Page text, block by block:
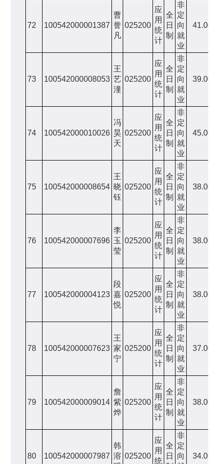
72 100542000001387
曹
誉
凡
025200
应
用
统
计
全
日
制
非
定
向
就
业
41.00
73 100542000008053
王
艺
潼
025200
应
用
统
计
全
日
制
非
定
向
就
业
39.00
74 100542000010026
冯
昊
天
025200
应
用
统
计
全
日
制
非
定
向
就
业
45.00
75 100542000008654
王
晓
钰
025200
应
用
统
计
全
日
制
非
定
向
就
业
38.00
76 100542000007696
李
玉
莹
025200
应
用
统
计
全
日
制
非
定
向
就
业
38.00
77 100542000004123
段
嘉
悦
025200
应
用
统
计
全
日
制
非
定
向
就
业
38.00
78 100542000007623
王
家
宁
025200
应
用
统
计
全
日
制
非
定
向
就
业
37.00
79 100542000009014
詹
紫
烨
025200
应
用
统
计
全
日
制
非
定
向
就
业
38.00
80 100542000007987
韩
溶 025200
应
用
统
全
日
非
定
向
34.00